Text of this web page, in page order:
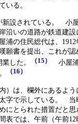
いる。
新設されている。 小
沿いの道路が鉄道建
の住民総代は、1912
願書を提出、これが認
した。
（15）
小屋
（16）
）は、欄外にあるよ
字で示している。 当
にとられた措置だと
表では、午前（午前